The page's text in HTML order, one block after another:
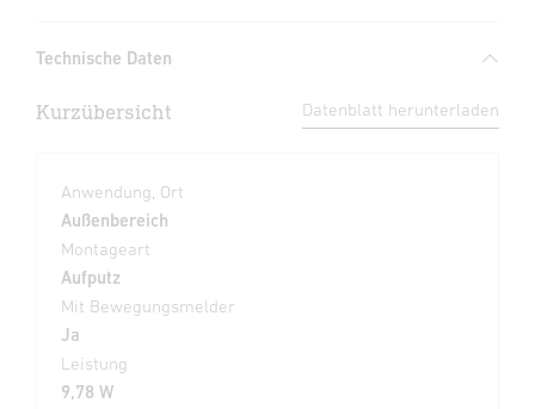
Technische Daten
Kurzübersicht Datenblatt herunterladen
Anwendung, Ort
Außenbereich
Montageart
Aufputz
Mit Bewegungsmelder
Ja
Leistung
9,78 W